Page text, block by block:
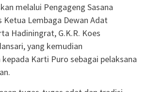
melalui Pengageng Sasana
Ketua Lembaga Dewan Adat
Hadiningrat, G.K.R. Koes
yang kemudian
Karti Puro sebagai pelaksana